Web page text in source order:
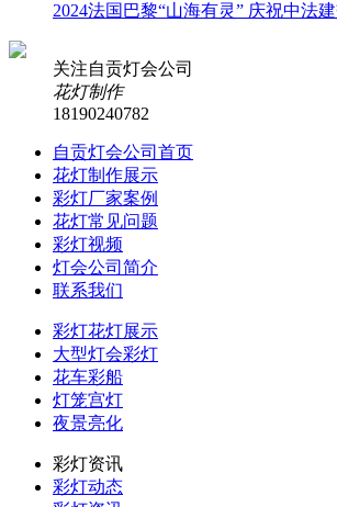
2024法国巴黎“山海有灵” 庆祝中法
关注自贡灯会公司
花灯制作
18190240782
自贡灯会公司首页
花灯制作展示
彩灯厂家案例
花灯常见问题
彩灯视频
灯会公司简介
联系我们
彩灯花灯展示
大型灯会彩灯
花车彩船
灯笼宫灯
夜景亮化
彩灯资讯
彩灯动态